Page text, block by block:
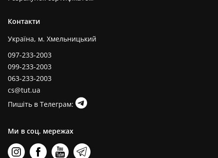
Контакти
Україна, м. Хмельницький
097-233-2003
099-233-2003
063-233-2003
cs@tut.ua
Пишіть в Телеграм:
Ми в соц. мережах